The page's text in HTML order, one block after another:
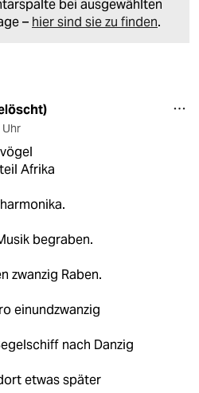
bei ausgewählten
– hier sind sie zu finden.
Uhr
Afrika
begraben.
zwanzig Raben.
einundzwanzig
nach Danzig
etwas später